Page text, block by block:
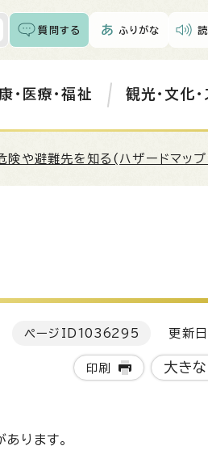
質問する ふりがな
・医療・福祉 観光・文化
険や避難先を知る(ハザードマッ
ページID 1036295 更新日
印刷 大き
ります。